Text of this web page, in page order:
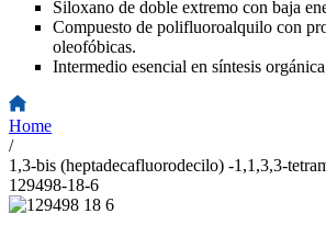
Siloxano de doble extremo con baja
Compuesto de polifluoroalquilo con
oleofóbicas.
Intermedio esencial en síntesis
Home
/
1,3-bis (heptadecafluorodecilo) -1,1,3,3-
129498-18-6